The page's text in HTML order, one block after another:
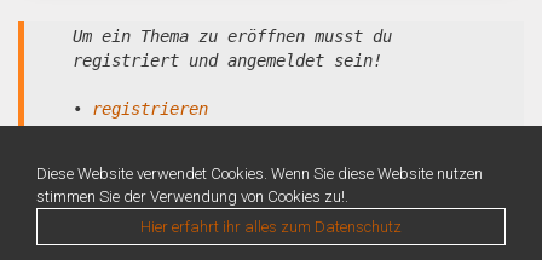
Um ein Thema zu eröffnen musst du
registriert und angemeldet sein!
• registrieren
Diese Website verwendet Cookies. Wenn Sie diese Website nutzen
stimmen Sie der Verwendung von Cookies zu!.
Hier erfahrt ihr alles zum Datenschutz